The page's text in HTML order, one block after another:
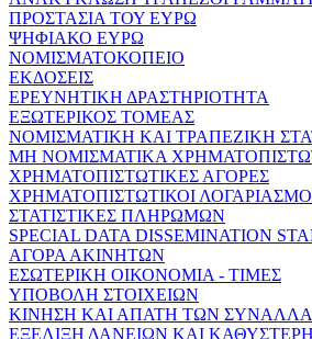
ΠΡΟΣΤΑΣΙΑ ΤΟΥ ΕΥΡΩ
ΨΗΦΙΑΚΟ ΕΥΡΩ
ΝΟΜΙΣΜΑΤΟΚΟΠΕΙΟ
ΕΚΔΟΣΕΙΣ
ΕΡΕΥΝΗΤΙΚΗ ΔΡΑΣΤΗΡΙΟΤΗΤΑ
ΕΞΩΤΕΡΙΚΟΣ ΤΟΜΕΑΣ
ΝΟΜΙΣΜΑΤΙΚΗ ΚΑΙ ΤΡΑΠΕΖΙΚΗ
ΜΗ ΝΟΜΙΣΜΑΤΙΚΑ
ΧΡΗΜΑΤΟΠΙΣΤΩΤΙΚΕΣ ΑΓΟΡΕΣ
ΧΡΗΜΑΤΟΠΙΣΤΩΤΙΚΟΙ
ΣΤΑΤΙΣΤΙΚΕΣ ΠΛΗΡΩΜΩΝ
SPECIAL DATA DISSEMINATION
ΑΓΟΡΑ ΑΚΙΝΗΤΩΝ
ΕΣΩΤΕΡΙΚΗ ΟΙΚΟΝΟΜΙΑ - ΤΙΜΕΣ
ΥΠΟΒΟΛΗ ΣΤΟΙΧΕΙΩΝ
ΚΙΝΗΣΗ ΚΑΙ ΑΠΑΤΗ ΤΩΝ
ΕΞΕΛΙΞΗ ΔΑΝΕΙΩΝ ΚΑΙ